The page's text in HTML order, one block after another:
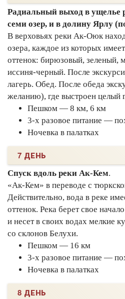
Радиальный выход в
семи озер, и в долину Ярлу
В верховьях реки Ак-Оюк
озера, каждое из которых
оттенок: бирюзовый, зеленый,
иссиня-черный. После
лагерь. Обед. После обеда
желанию), где выстроен целый
Пешком — 8 км, 6 км
3-х разовое питание —
Ночевка в палатках
7 ДЕНЬ
Спуск вдоль реки Ак-Кем.
«Ак-Кем» в переводе с
Действительно, вода в реке
оттенок. Река берет свое
и несет в своих водах мелкие
со склонов Белухи.
Пешком — 16 км
3-х разовое питание —
Ночевка в палатках
8 ДЕНЬ